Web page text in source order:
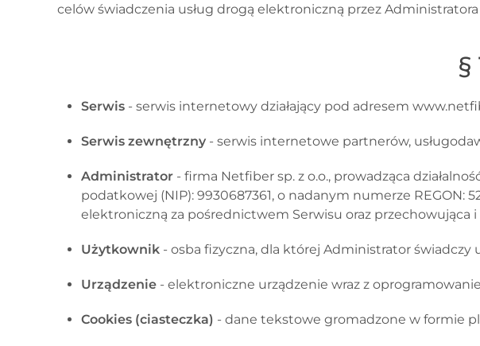
celów świadczenia usług drogą elektroniczną przez Administratora
Serwis - serwis internetowy działający pod adresem
Serwis zewnętrzny - serwis internetowe partnerów,
Administrator - firma Netfiber sp. z o.o., prowadząca
podatkowej (NIP): 9930687361, o nadanym numerze REGON:
elektroniczną za pośrednictwem Serwisu oraz
Użytkownik - osba fizyczna, dla której Administrator
Urządzenie - elektroniczne urządzenie wraz z
Cookies (ciasteczka) - dane tekstowe gromadzone w formie